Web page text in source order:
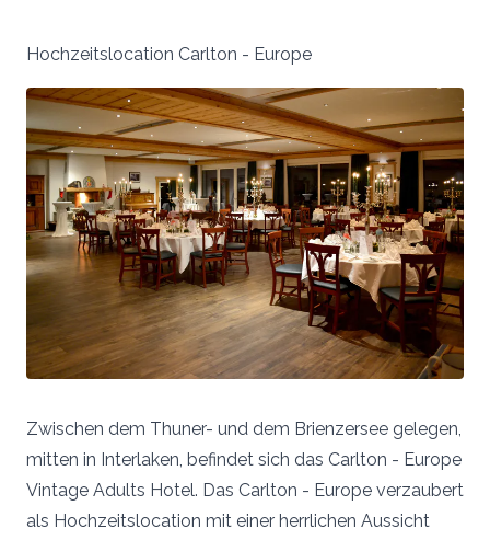
Hochzeitslocation Carlton - Europe
Zwischen dem Thuner- und dem Brienzersee gelegen,
mitten in Interlaken, befindet sich das Carlton - Europe
Vintage Adults Hotel. Das Carlton - Europe verzaubert
als Hochzeitslocation mit einer herrlichen Aussicht